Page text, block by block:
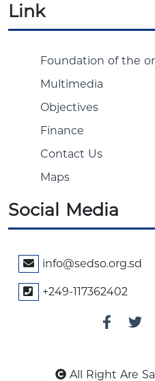
Link
Foundation of the
Multimedia
Objectives
Finance
Contact Us
Maps
Social Media
info@sedso.org.sd
+249-117362402
All Right Are